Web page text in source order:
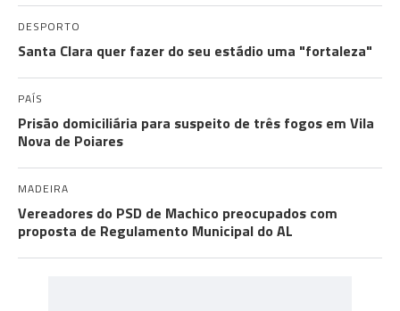
DESPORTO
Santa Clara quer fazer do seu estádio uma "fortaleza"
PAÍS
Prisão domiciliária para suspeito de três fogos em Vila
Nova de Poiares
MADEIRA
Vereadores do PSD de Machico preocupados com
proposta de Regulamento Municipal do AL